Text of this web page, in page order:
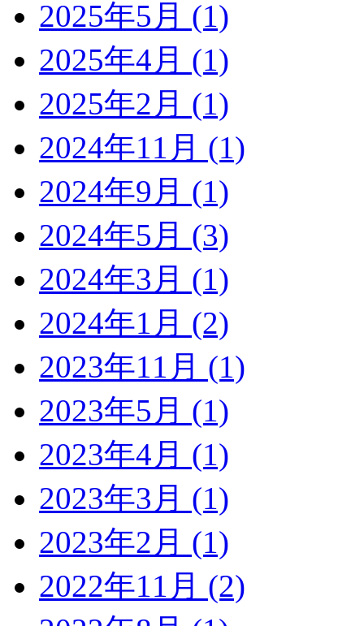
2025年5月 (1)
2025年4月 (1)
2025年2月 (1)
2024年11月 (1)
2024年9月 (1)
2024年5月 (3)
2024年3月 (1)
2024年1月 (2)
2023年11月 (1)
2023年5月 (1)
2023年4月 (1)
2023年3月 (1)
2023年2月 (1)
2022年11月 (2)